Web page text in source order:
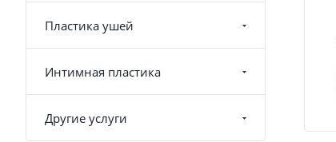
Пластика ушей
Интимная пластика
Другие услуги